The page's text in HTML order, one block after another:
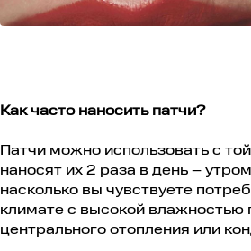
Как часто наносить патчи?
Патчи можно использовать с
наносят их 2 раза в день –
насколько вы чувствуете
климате с высокой влажностью
центрального отопления или